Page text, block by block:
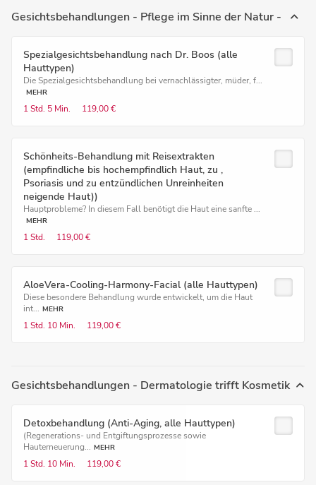
Gesichtsbehandlungen - Pflege im Sinne der Natur -
Spezialgesichtsbehandlung nach Dr. Boos (alle
Hauttypen)
Die Spezialgesichtsbehandlung bei vernachlässigter, müder, f...
MEHR
1 Std. 5 Min. 119,00 €
Schönheits-Behandlung mit Reisextrakten
(empfindliche bis hochempfindlich Haut, zu ,
Psoriasis und zu entzündlichen Unreinheiten
neigende Haut))
Hauptprobleme? In diesem Fall benötigt die Haut eine sanfte ...
MEHR
1 Std. 119,00 €
AloeVera-Cooling-Harmony-Facial (alle Hauttypen)
Diese besondere Behandlung wurde entwickelt, um die Haut
int... MEHR
1 Std. 10 Min. 119,00 €
Gesichtsbehandlungen - Dermatologie trifft Kosmetik
Detoxbehandlung (Anti-Aging, alle Hauttypen)
(Regenerations- und Entgiftungsprozesse sowie
Hauterneuerung... MEHR
1 Std. 10 Min. 119,00 €